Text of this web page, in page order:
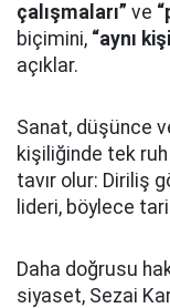
çalışmaları” ve
biçimini, “aynı
açıklar.
Sanat, düşünce
kişiliğinde tek
tavır olur: Diriliş
lideri, böylece
Daha doğrusu
siyaset, Sezai